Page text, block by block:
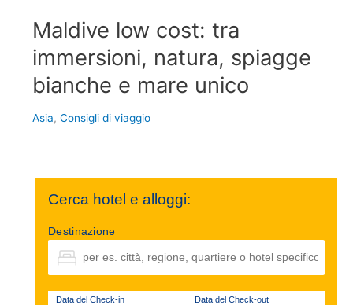
Maldive low cost: tra
immersioni, natura, spiagge
bianche e mare unico
Asia, Consigli di viaggio
Cerca hotel e alloggi:
Destinazione
Data del Check-in Data del Check-out